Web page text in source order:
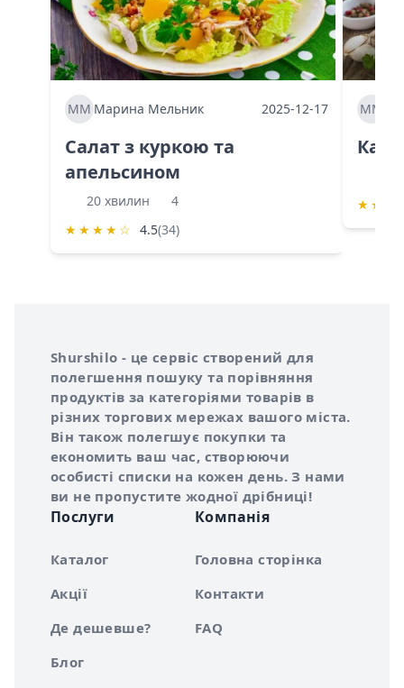
ММ Марина Мельник 2025-12-17
Салат з куркою та
апельсином
20 хвилин
4
★ ★ ★ ★ ☆ 4.5(34)
ММ
★ ★
Про сервіс Shurshilo
Shurshilo - це сервіс створений для
полегшення пошуку та порівняння
продуктів за категоріями товарів в
різних торгових мережах вашого міста.
Він також полегшує покупки та
економить ваш час, створюючи
особисті списки на кожен день. З нами
ви не пропустите жодної дрібниці!
Послуги
Каталог
Акції
Де дешевше?
Блог
Компанія
Головна сторінка
Контакти
FAQ